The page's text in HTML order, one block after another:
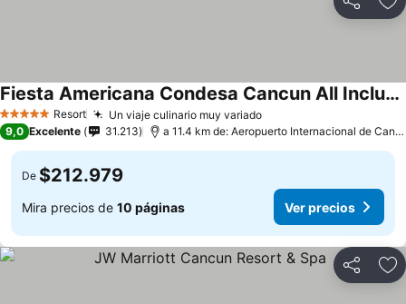
Compartir
5 Estrellas Resort Un viaje culinario muy variado
Fiesta Americana Condesa Cancun All Inclusive
9,0 Excelente 31.213 a 11.4 km de: Aeropuerto Internacional de Cancún
De $212.979
Mira precios de 10 páginas Ver precios
Compartir